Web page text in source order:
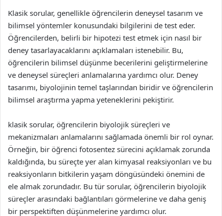
Klasik sorular, genellikle öğrencilerin deneysel tasarım ve
bilimsel yöntemler konusundaki bilgilerini de test eder.
Öğrencilerden, belirli bir hipotezi test etmek için nasıl bir
deney tasarlayacaklarını açıklamaları istenebilir. Bu,
öğrencilerin bilimsel düşünme becerilerini geliştirmelerine
ve deneysel süreçleri anlamalarına yardımcı olur. Deney
tasarımı, biyolojinin temel taşlarından biridir ve öğrencilerin
bilimsel araştırma yapma yeteneklerini pekiştirir.
klasik sorular, öğrencilerin biyolojik süreçleri ve
mekanizmaları anlamalarını sağlamada önemli bir rol oynar.
Örneğin, bir öğrenci fotosentez sürecini açıklamak zorunda
kaldığında, bu süreçte yer alan kimyasal reaksiyonları ve bu
reaksiyonların bitkilerin yaşam döngüsündeki önemini de
ele almak zorundadır. Bu tür sorular, öğrencilerin biyolojik
süreçler arasındaki bağlantıları görmelerine ve daha geniş
bir perspektiften düşünmelerine yardımcı olur.